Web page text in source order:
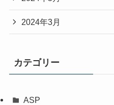
2024年3月
カテゴリー
ASP